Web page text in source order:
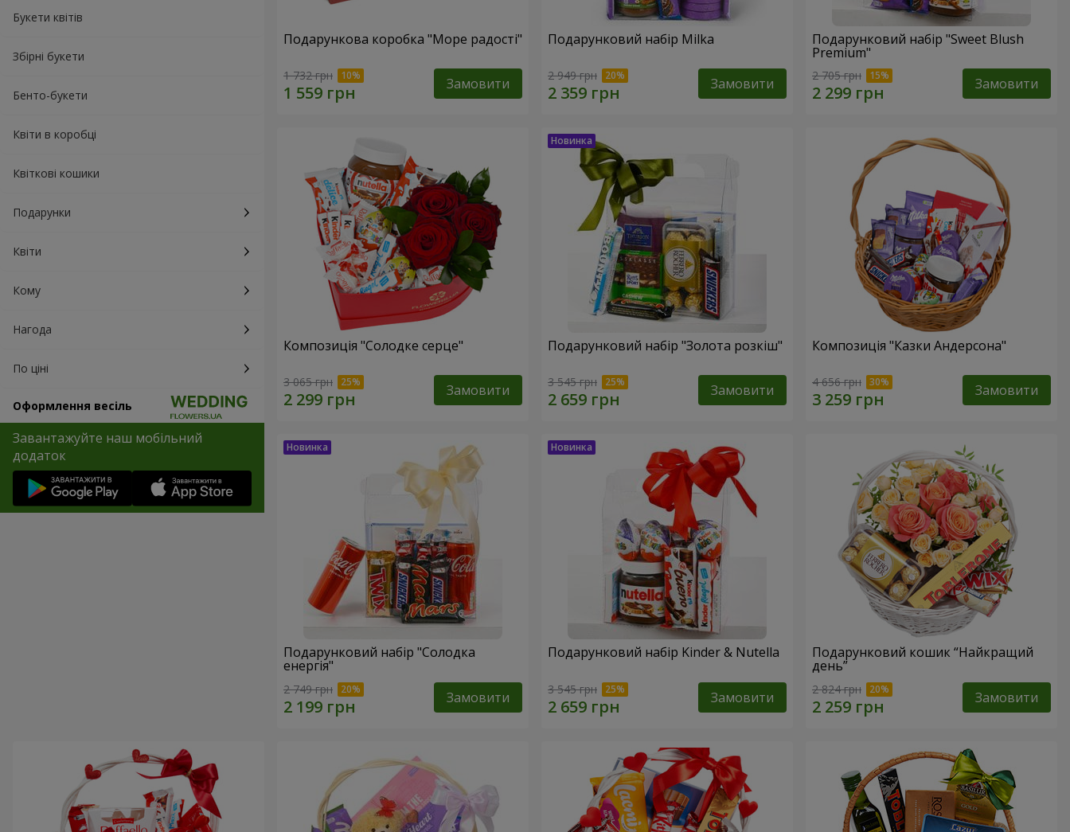
Букети квітів
Збірні букети
Бенто-букети
Квіти в коробці
Квіткові кошики
Подарунки
Квіти
Кому
Нагода
По ціні
Оформлення весіль
Завантажуйте наш мобільний
додаток
Подарункова коробка "Море радості"
1 732 грн Замовити
Подарунковий набір Milka
2 949 грн Замовити
Подарунковий набір "Sweet Blush
Premium"
2 705 грн Замовити
Композиція "Солодке серце"
3 065 грн Замовити
Подарунковий набір "Золота розкіш"
3 545 грн Замовити
Композиція "Казки Андерсона"
4 656 грн Замовити
Подарунковий набір "Солодка
енергія"
2 749 грн Замовити
Подарунковий набір Kinder & Nutella
3 545 грн Замовити
Подарунковий кошик “Найкращий
день”
2 824 грн Замовити